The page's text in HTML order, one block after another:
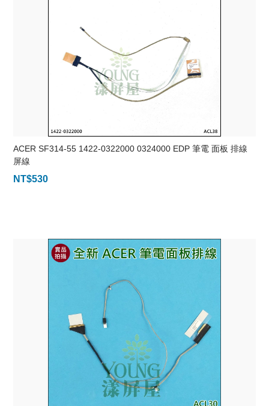
ACER SF314-55 1422-0322000 0324000 EDP 筆電 面板 排線
屏線
NT$530